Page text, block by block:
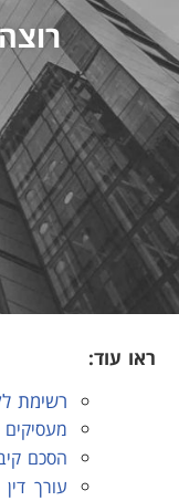
ראו עוד:
רשימת
מעסיקים
הסכם
עורך